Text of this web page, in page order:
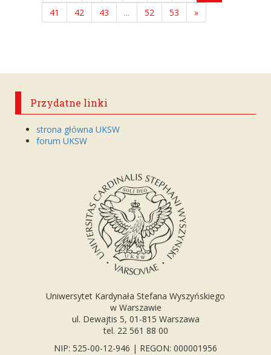
41
42 43 ... 52 53 »
Przydatne linki
strona główna UKSW
forum UKSW
Uniwersytet Kardynała Stefana Wyszyńskiego
w Warszawie
ul. Dewajtis 5, 01-815 Warszawa
tel. 22 561 88 00
NIP: 525-00-12-946 | REGON: 000001956